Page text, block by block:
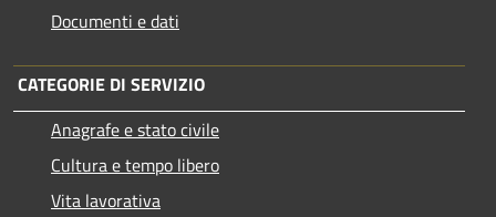
Documenti e dati
CATEGORIE DI SERVIZIO
Anagrafe e stato civile
Cultura e tempo libero
Vita lavorativa